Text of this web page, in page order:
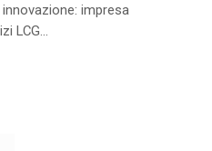
impresa
LCG...